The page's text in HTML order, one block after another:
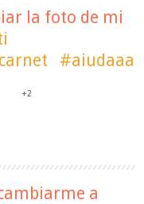
la foto de mi
#aiudaaa
+2
a